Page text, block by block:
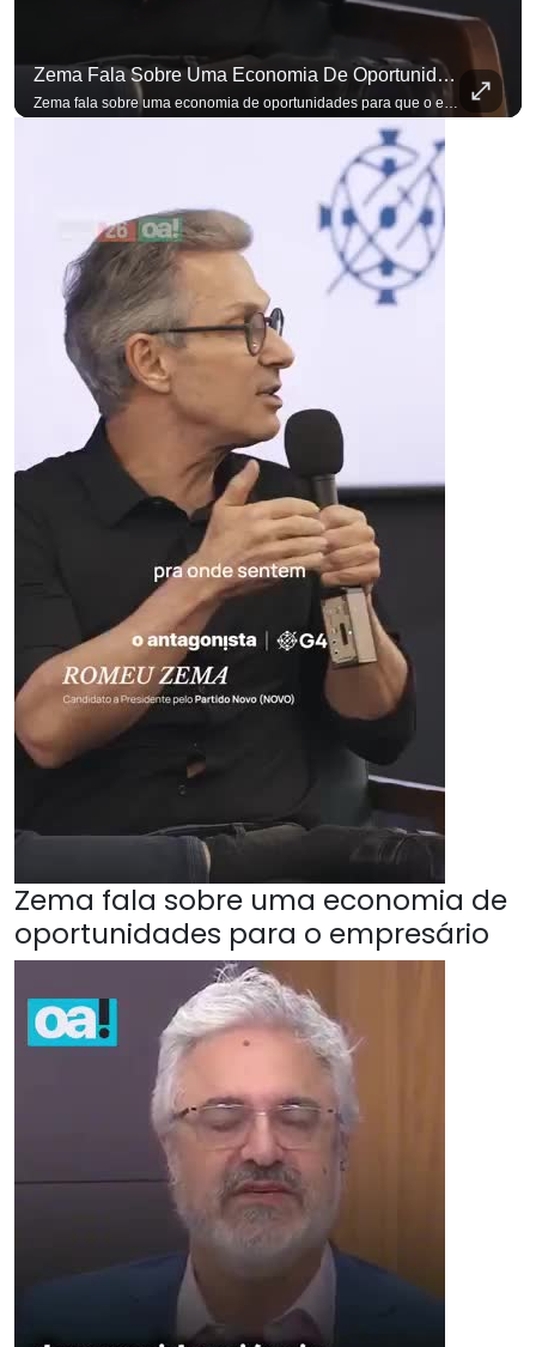
Zema Fala Sobre Uma Economia De Oportunidades Para O Empresário
Zema fala sobre uma economia de oportunidades para que o empresário brasileiro não precise sair do país para manter o crescimento do seu negócio. A primeira Sabatina Presidencial em que as perguntas não vieram de assessores, partidos ou jornalistas. Vieram de uma pesquisa com empresários brasileiros. Imposto, juro, custo de contratar. Cada candidato frente a frente com quem move a economia do país. Se você busca informação com credibilidade, inscreva-se agora e ative o
para não perder nenhuma
Zema fala sobre uma economia de
oportunidades para o empresário